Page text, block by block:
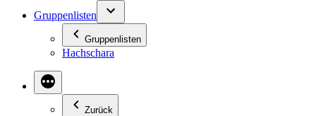
Gruppenlisten
Gruppenlisten
Hachschara
Zurück